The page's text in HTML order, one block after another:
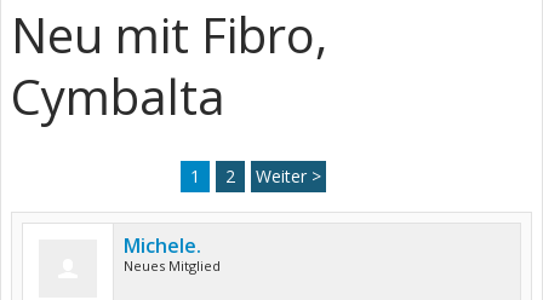
Neu mit Fibro,
Cymbalta
1 2 Weiter >
Michele.
Neues Mitglied